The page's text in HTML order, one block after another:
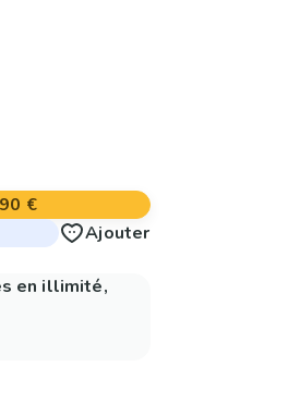
€
Ajouter
en illimité,